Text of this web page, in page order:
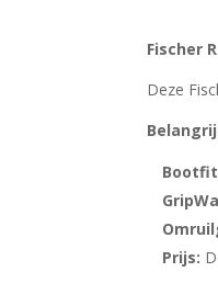
Fischer
Deze
Prijs: